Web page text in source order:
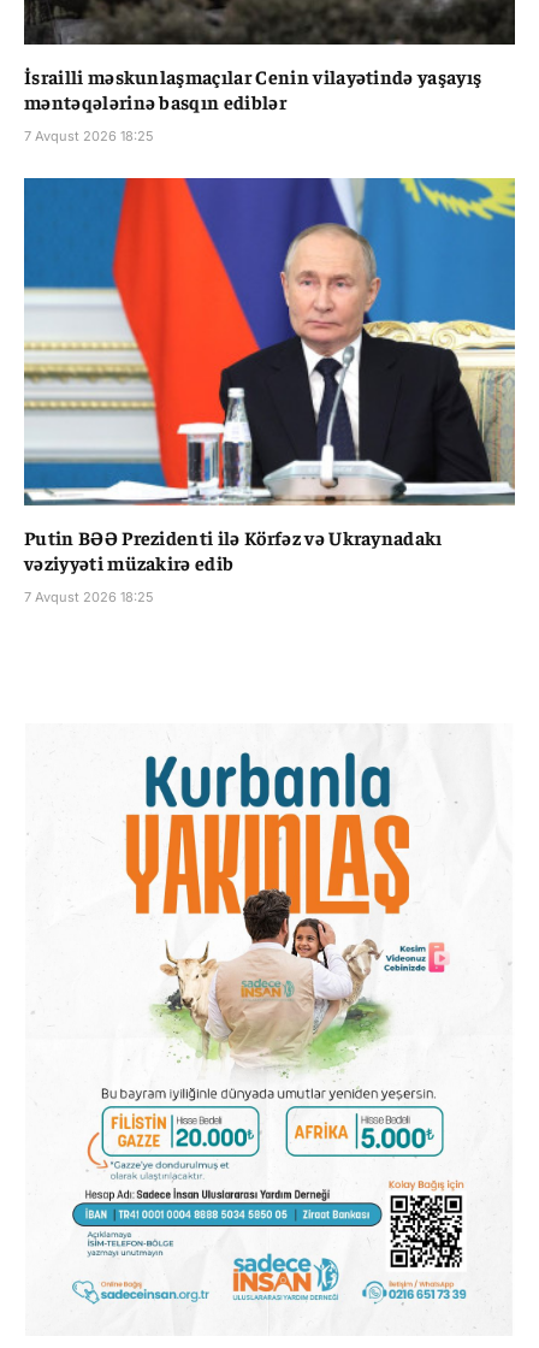
İsrailli məskunlaşmaçılar Cenin vilayətində yaşayış
məntəqələrinə basqın ediblər
7 Avqust 2026 18:25
Putin BƏƏ Prezidenti ilə Körfəz və Ukraynadakı
vəziyyəti müzakirə edib
7 Avqust 2026 18:25